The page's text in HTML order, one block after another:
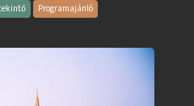
Programajánló